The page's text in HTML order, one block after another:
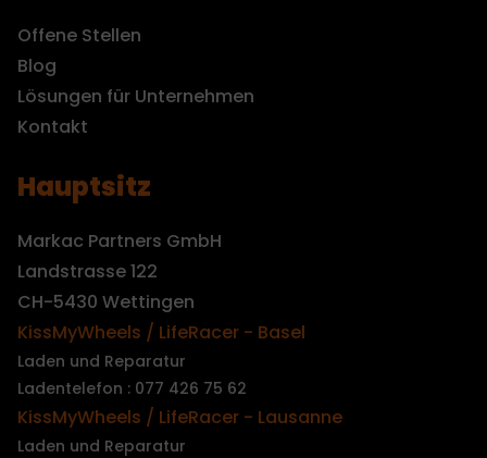
Offene Stellen
Blog
Lösungen für Unternehmen
Kontakt
Hauptsitz
Markac Partners GmbH
Landstrasse 122
CH-5430 Wettingen
KissMyWheels / LifeRacer - Basel
Laden und Reparatur
Ladentelefon : 077 426 75 62
KissMyWheels / LifeRacer - Lausanne
Laden und Reparatur